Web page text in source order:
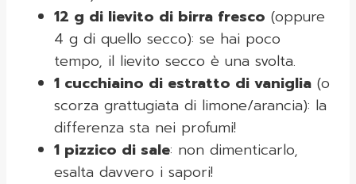
12 g di lievito di birra fresco (oppure
4 g di quello secco): se hai poco
tempo, il lievito secco è una svolta.
1 cucchiaino di estratto di vaniglia (o
scorza grattugiata di limone/arancia): la
differenza sta nei profumi!
1 pizzico di sale: non dimenticarlo,
esalta davvero i sapori!